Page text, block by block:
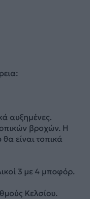
αυξημένες.
βροχών. H
είναι τοπικά
3 με 4 μποφόρ.
Κελσίου.